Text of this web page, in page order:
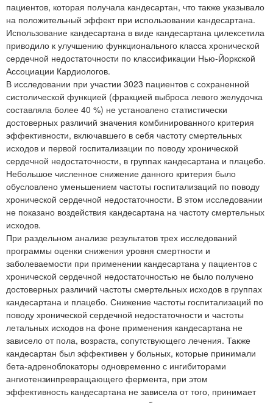
пациентов, которая получала кандесартан, что также указывало
на положительный эффект при использовании кандесартана.
Использование кандесартана в виде кандесартана цилексетила
приводило к улучшению функционального класса хронической
сердечной недостаточности по классификации Нью-Йоркской
Ассоциации Кардиологов.
В исследовании при участии 3023 пациентов с сохраненной
систолической функцией (фракцией выброса левого желудочка
составляла более 40 %) не установлено статистически
достоверных различий значения комбинированного критерия
эффективности, включавшего в себя частоту смертельных
исходов и первой госпитализации по поводу хронической
сердечной недостаточности, в группах кандесартана и плацебо.
Небольшое численное снижение данного критерия было
обусловлено уменьшением частоты госпитализаций по поводу
хронической сердечной недостаточности. В этом исследовании
не показано воздействия кандесартана на частоту смертельных
исходов.
При раздельном анализе результатов трех исследований
программы оценки снижения уровня смертности и
заболеваемости при применении кандесартана у пациентов с
хронической сердечной недостаточностью не было получено
достоверных различий частоты смертельных исходов в группах
кандесартана и плацебо. Снижение частоты госпитализаций по
поводу хронической сердечной недостаточности и частоты
летальных исходов на фоне применения кандесартана не
зависело от пола, возраста, сопутствующего лечения. Также
кандесартан был эффективен у больных, которые принимали
бета-адреноблокаторы одновременно с ингибиторами
ангиотензинпревращающего фермента, при этом
эффективность кандесартана не зависела от того, принимает